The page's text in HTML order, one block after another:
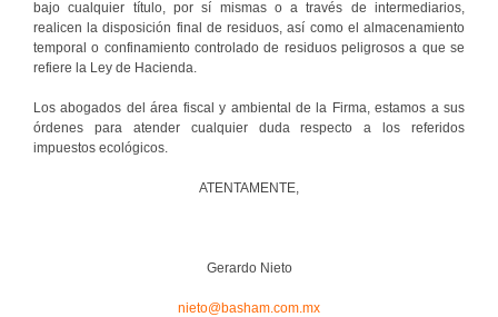
bajo cualquier título, por sí mismas o a través de intermediarios,
realicen la disposición final de residuos, así como el almacenamiento
temporal o confinamiento controlado de residuos peligrosos a que se
refiere la Ley de Hacienda.
Los abogados del área fiscal y ambiental de la Firma, estamos a sus
órdenes para atender cualquier duda respecto a los referidos
impuestos ecológicos.
ATENTAMENTE,
Gerardo Nieto
nieto@basham.com.mx